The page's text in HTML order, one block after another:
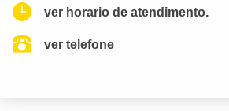
ver horario de atendimento.
ver telefone